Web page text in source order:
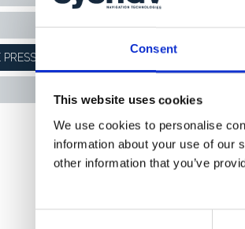
Consent
This website uses cookies
We use cookies to personalise
information about your use of our
other information that you’ve
11/05/2015
Les
a choisi